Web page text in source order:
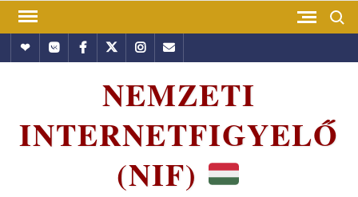
Skip
contentHundubVkontakte
Facebook
TwitterInstagram
Email
NEMZETI
INTERNETFIGYELŐ
(NIF)